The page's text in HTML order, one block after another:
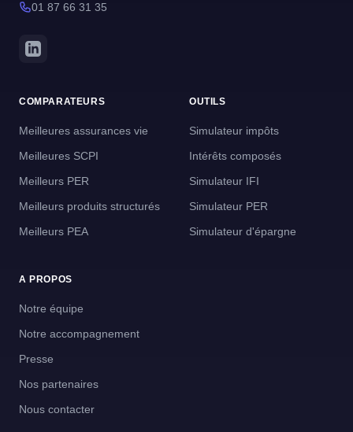
01 87 66 31 35
COMPARATEURS
Meilleures assurances vie
Meilleures SCPI
Meilleurs PER
Meilleurs produits structurés
Meilleurs PEA
OUTILS
Simulateur impôts
Intérêts composés
Simulateur IFI
Simulateur PER
Simulateur d'épargne
A PROPOS
Notre équipe
Notre accompagnement
Presse
Nos partenaires
Nous contacter